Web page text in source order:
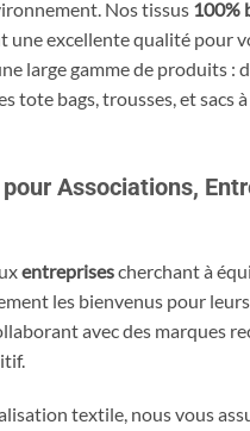
Nos tissus 100%
excellente qualité pour
large gamme de produits :
tote bags, trousses, et sacs
Associations,
entreprisescherchant à
les bienvenus pour
avec des marques
textile, nous vous